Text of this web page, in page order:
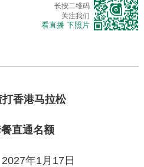
长按二维码
关注我们
看直播 下照片
打香港马拉松
直通名额
年1月17日